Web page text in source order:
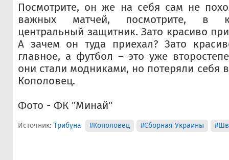
Посмотрите, он же на себя сам не
важных матчей, посмотрите, в
центральный защитник. Зато красиво
А зачем он туда приехал? Зато
главное, а футбол – это уже
они стали модниками, но потеряли себя
Кополовец.
Фото - ФК "Минай"
Источник: Трибуна #Кополовец #Сборная Украины